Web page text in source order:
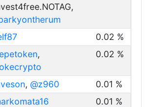
0.02 %
,
0.02 %
, @z960
0.01 %
0.01 %